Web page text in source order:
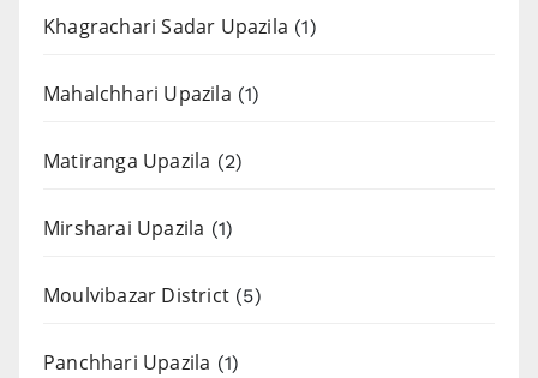
Khagrachari Sadar Upazila (1)
Mahalchhari Upazila (1)
Matiranga Upazila (2)
Mirsharai Upazila (1)
Moulvibazar District (5)
Panchhari Upazila (1)